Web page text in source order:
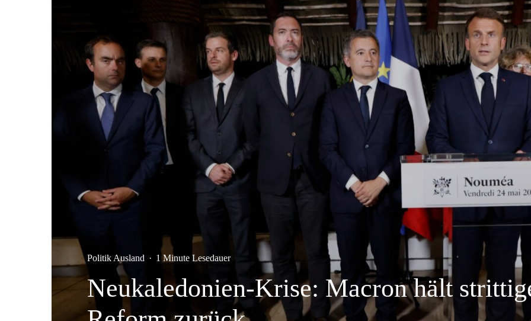
Politik Ausland · 1 Minute Lesedauer
Neukaledonien-Krise: Macron hält